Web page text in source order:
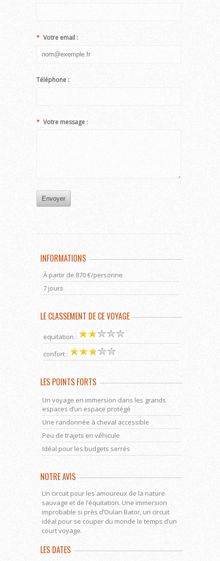
* Votre email :
Téléphone :
* Votre message :
INFORMATIONS
À partir de 870 €/personne
7 jours
LE CLASSEMENT DE CE VOYAGE
equitation :
confort :
LES POINTS FORTS
Un voyage en immersion dans les grands
espaces d’un espace protégé
Une randonnée à cheval accessible
Peu de trajets en véhicule
Idéal pour les budgets serrés
NOTRE AVIS
Un circuit pour les amoureux de la nature
sauvage et de l’équitation. Une immersion
improbable si près d’Oulan Bator, un circuit
idéal pour se couper du monde le temps d’un
court voyage.
LES DATES